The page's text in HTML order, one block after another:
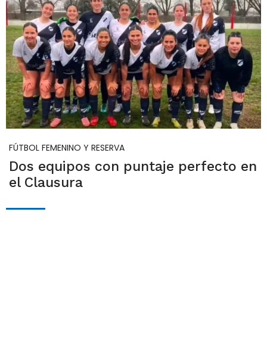
FÚTBOL FEMENINO Y RESERVA
Dos equipos con puntaje perfecto en
el Clausura